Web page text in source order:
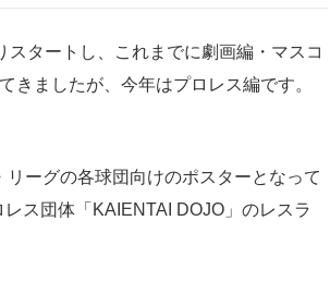
タートし、これまでに劇画編・マスコ
きましたが、今年はプロレス編です。
ーグの各球団向けのポスターとなって
ス団体「KAIENTAI DOJO」のレスラ